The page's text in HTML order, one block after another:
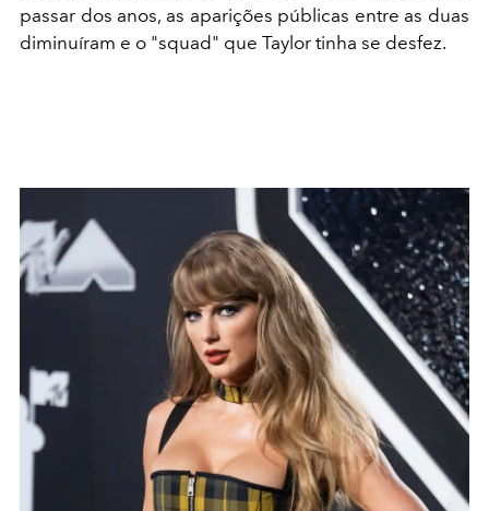
passar dos anos, as aparições públicas entre as duas
diminuíram e o "squad" que Taylor tinha se desfez.